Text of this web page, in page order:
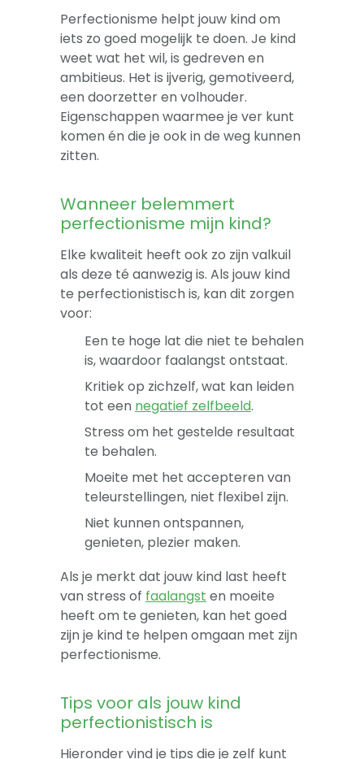
Perfectionisme helpt jouw kind om
iets zo goed mogelijk te doen. Je kind
weet wat het wil, is gedreven en
ambitieus. Het is ijverig, gemotiveerd,
een doorzetter en volhouder.
Eigenschappen waarmee je ver kunt
komen én die je ook in de weg kunnen
zitten.
Wanneer belemmert
perfectionisme mijn kind?
Elke kwaliteit heeft ook zo zijn valkuil
als deze té aanwezig is. Als jouw kind
te perfectionistisch is, kan dit zorgen
voor:
Een te hoge lat die niet te behalen
is, waardoor faalangst ontstaat.
Kritiek op zichzelf, wat kan leiden
tot een negatief zelfbeeld.
Stress om het gestelde resultaat
te behalen.
Moeite met het accepteren van
teleurstellingen, niet flexibel zijn.
Niet kunnen ontspannen,
genieten, plezier maken.
Als je merkt dat jouw kind last heeft
van stress of faalangst en moeite
heeft om te genieten, kan het goed
zijn je kind te helpen omgaan met zijn
perfectionisme.
Tips voor als jouw kind
perfectionistisch is
Hieronder vind je tips die je zelf kunt